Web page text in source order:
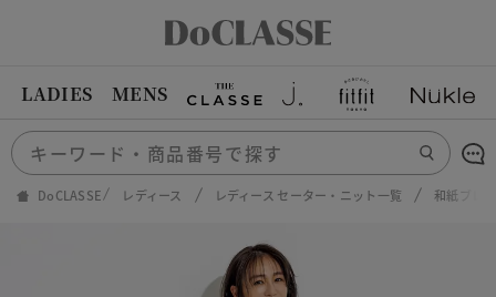
LADIES MENS
DoCLASSE レディース レディース セーター・ニット一覧 和紙ブレ